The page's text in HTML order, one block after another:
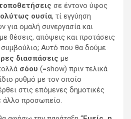
σε έντονο ύφος
ουσία, τί εγγύηση
για ομαλή συνεργασία και
θέσεις, απόψεις και προτάσεις
Αυτό που θα δούμε
διασπάσεις με
σόου (=show) πριν τελικά
ρυθμό με τον οποίο
στις επόμενες δημοτικές
άλλο προσωπείο.